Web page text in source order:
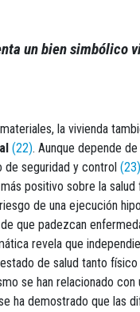
un bien simbólico
la vivienda
(22). Aunque depende
de seguridad y control (23)
positivo sobre la
de una ejecución
que padezcan
revela que
de salud tanto
se han relacionado
ha demostrado que las